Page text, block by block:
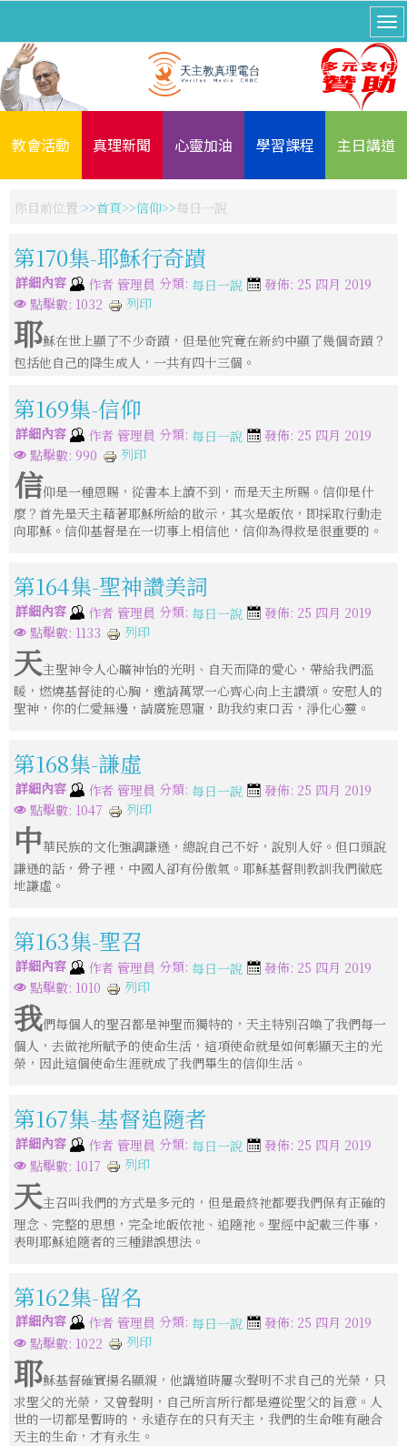
教會活動 真理新聞 心靈加油 學習課程 主日講道
你目前位置: 首頁 信仰 每日一說
第170集-耶穌行奇蹟
詳細內容 作者 管理員 分類: 每日一說
發佈: 25 四月 2019
點擊數: 1032
列印
耶穌在世上顯了不少奇蹟，但是他究竟在新約中顯了幾個奇蹟？
包括他自己的降生成人，一共有四十三個。
第169集-信仰
詳細內容 作者 管理員 分類: 每日一說
發佈: 25 四月 2019
點擊數: 990
列印
信仰是一種恩賜，從書本上讀不到，而是天主所賜。信仰是什
麼？首先是天主藉著耶穌所給的啟示，其次是皈依，即採取行動走
向耶穌。信仰基督是在一切事上相信他，信仰為得救是很重要的。
第164集-聖神讚美詞
詳細內容 作者 管理員 分類: 每日一說
發佈: 25 四月 2019
點擊數: 1133
列印
天主聖神令人心曠神怡的光明、自天而降的愛心，帶給我們溫
暖，燃燒基督徒的心胸，邀請萬眾一心齊心向上主讚頌。安慰人的
聖神，你的仁愛無邊，請廣施恩寵，助我約束口舌，淨化心靈。
第168集-謙虛
詳細內容 作者 管理員 分類: 每日一說
發佈: 25 四月 2019
點擊數: 1047
列印
中華民族的文化強調謙遜，總說自己不好，說別人好。但口頭說
謙遜的話，骨子裡，中國人卻有份傲氣。耶穌基督則教訓我們徹底
地謙虛。
第163集-聖召
詳細內容 作者 管理員 分類: 每日一說
發佈: 25 四月 2019
點擊數: 1010
列印
我們每個人的聖召都是神聖而獨特的，天主特別召喚了我們每一
個人，去做祂所賦予的使命生活，這項使命就是如何彰顯天主的光
榮，因此這個使命生涯就成了我們畢生的信仰生活。
第167集-基督追隨者
詳細內容 作者 管理員 分類: 每日一說
發佈: 25 四月 2019
點擊數: 1017
列印
天主召叫我們的方式是多元的，但是最終祂都要我們保有正確的
理念、完整的思想，完全地皈依祂、追隨祂。聖經中記載三件事，
表明耶穌追隨者的三種錯誤想法。
第162集-留名
詳細內容 作者 管理員 分類: 每日一說
發佈: 25 四月 2019
點擊數: 1022
列印
耶穌基督確實揚名顯親，他講道時屢次聲明不求自己的光榮，只
求聖父的光榮，又曾聲明，自己所言所行都是遵從聖父的旨意。人
世的一切都是暫時的，永遠存在的只有天主，我們的生命唯有融合
天主的生命，才有永生。